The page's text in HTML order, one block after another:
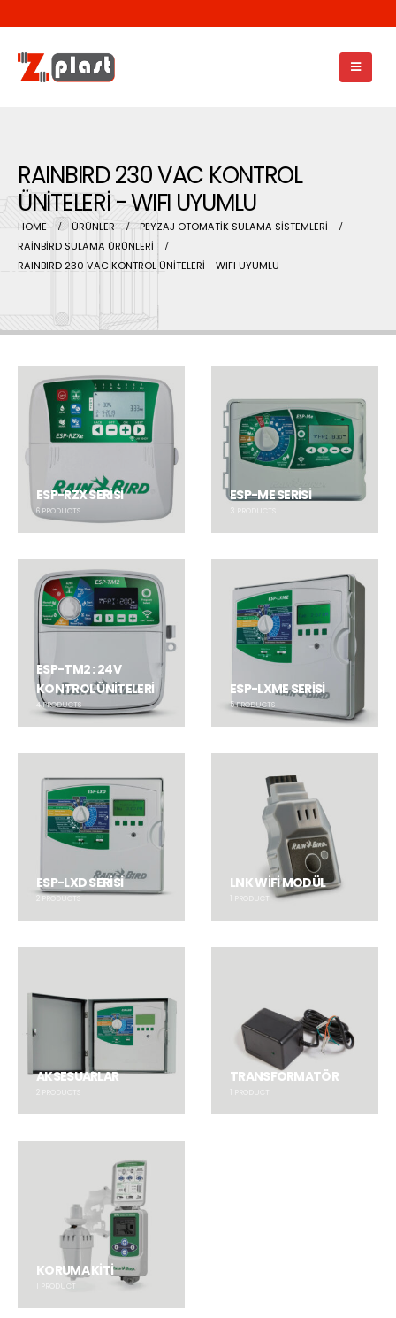
RAINBIRD 230 VAC KONTROL
ÜNİTELERİ - WIFI UYUMLU
HOME ÜRÜNLER
PEYZAJ OTOMATİK SULAMA SİSTEMLERİ
RAİNBİRD SULAMA ÜRÜNLERİ
RAINBIRD 230 VAC KONTROL ÜNİTELERİ - WIFI UYUMLU
ESP-RZX SERİSİ
6 PRODUCTS
ESP-ME SERİSİ
PRODUCTS
ESP-TM2 : 24V
KONTROL ÜNİTELERİ
4PRODUCTS
ESP-LXME SERİSİ
5PRODUCTS
ESP-LXD SERİSİ
PRODUCTS
LNK WİFİ MODÜL
PRODUCT
AKSESUARLAR
PRODUCTS
TRANSFORMATÖR
PRODUCT
KORUMA KİTİ
PRODUCT